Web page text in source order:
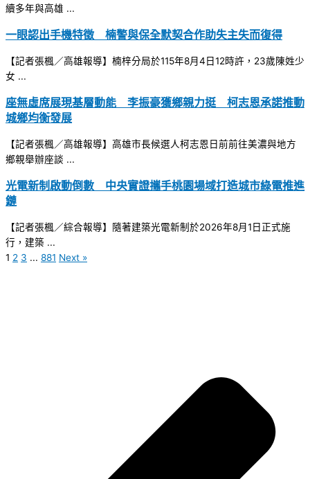
續多年與高雄 ...
一眼認出手機特徵 楠警與保全默契合作助失主失而復得
【記者張楓／高雄報導】楠梓分局於115年8月4日12時許，23歲陳姓少
女 ...
座無虛席展現基層動能 李振豪獲鄉親力挺 柯志恩承諾推動
城鄉均衡發展
【記者張楓／高雄報導】高雄市長候選人柯志恩日前前往美濃與地方
鄉親舉辦座談 ...
光電新制啟動倒數 中央實證攜手桃園場域打造城市綠電推進
鏈
【記者張楓／綜合報導】隨著建築光電新制於2026年8月1日正式施
行，建築 ...
1 2 3 ... 881 Next »